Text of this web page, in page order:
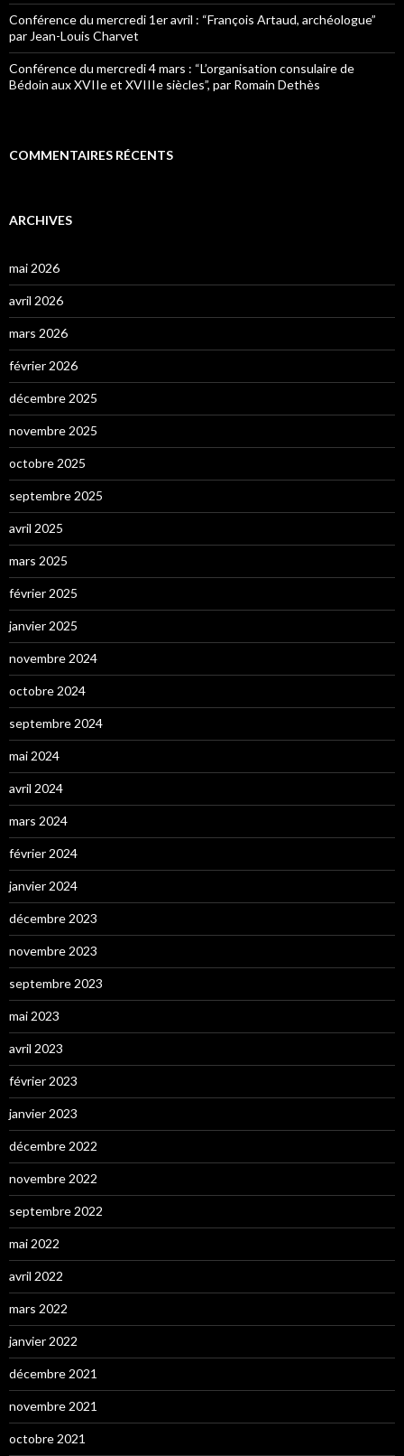
Conférence du mercredi 1er avril : “François Artaud, archéologue”
par Jean-Louis Charvet
Conférence du mercredi 4 mars : “L’organisation consulaire de
Bédoin aux XVIIe et XVIIIe siècles”, par Romain Dethès
COMMENTAIRES RÉCENTS
ARCHIVES
mai 2026
avril 2026
mars 2026
février 2026
décembre 2025
novembre 2025
octobre 2025
septembre 2025
avril 2025
mars 2025
février 2025
janvier 2025
novembre 2024
octobre 2024
septembre 2024
mai 2024
avril 2024
mars 2024
février 2024
janvier 2024
décembre 2023
novembre 2023
septembre 2023
mai 2023
avril 2023
février 2023
janvier 2023
décembre 2022
novembre 2022
septembre 2022
mai 2022
avril 2022
mars 2022
janvier 2022
décembre 2021
novembre 2021
octobre 2021